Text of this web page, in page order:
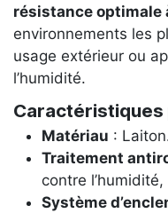
résistance optimale
environnements les
usage extérieur ou
l’humidité.
Caractéristiques
Matériau :
Traitement
contre
Système